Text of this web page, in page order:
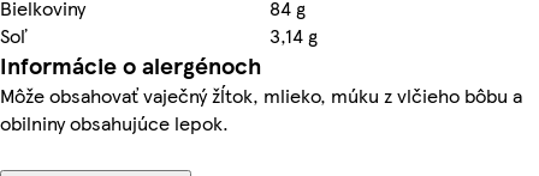
Bielkoviny
84 g
Soľ
3,14 g
Informácie o alergénoch
Môže obsahovať vaječný žĺtok, mlieko, múku z vlčieho bôbu a
obilniny obsahujúce lepok.